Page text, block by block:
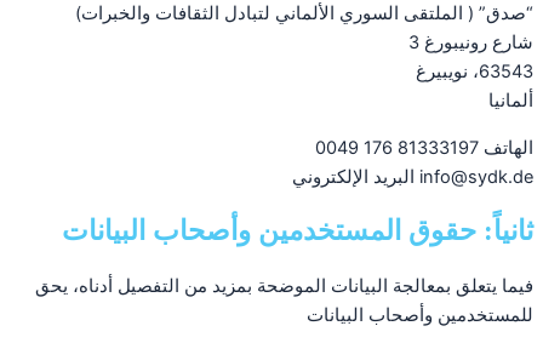
“صدق” ( الملتقى السوري الألماني لتبادل الثقافات والخبرات)
شارع رونيبورغ 3
63543، نويبيرغ
ألمانيا
الهاتف 81333197 176 0049
info@sydk.de البريد الإلكتروني
ثانياً: حقوق المستخدمين وأصحاب البيانات
فيما يتعلق بمعالجة البيانات الموضحة بمزيد من التفصيل أدناه، يحق
للمستخدمين وأصحاب البيانات